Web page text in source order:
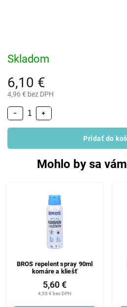
6,10 €
4,96 € bez DPH
Skladom
+
−
Pridať do
Mohlo by sa
BROS repelent spray 90ml
komáre a kliešť
4,55 € bez DPH
5,60 €